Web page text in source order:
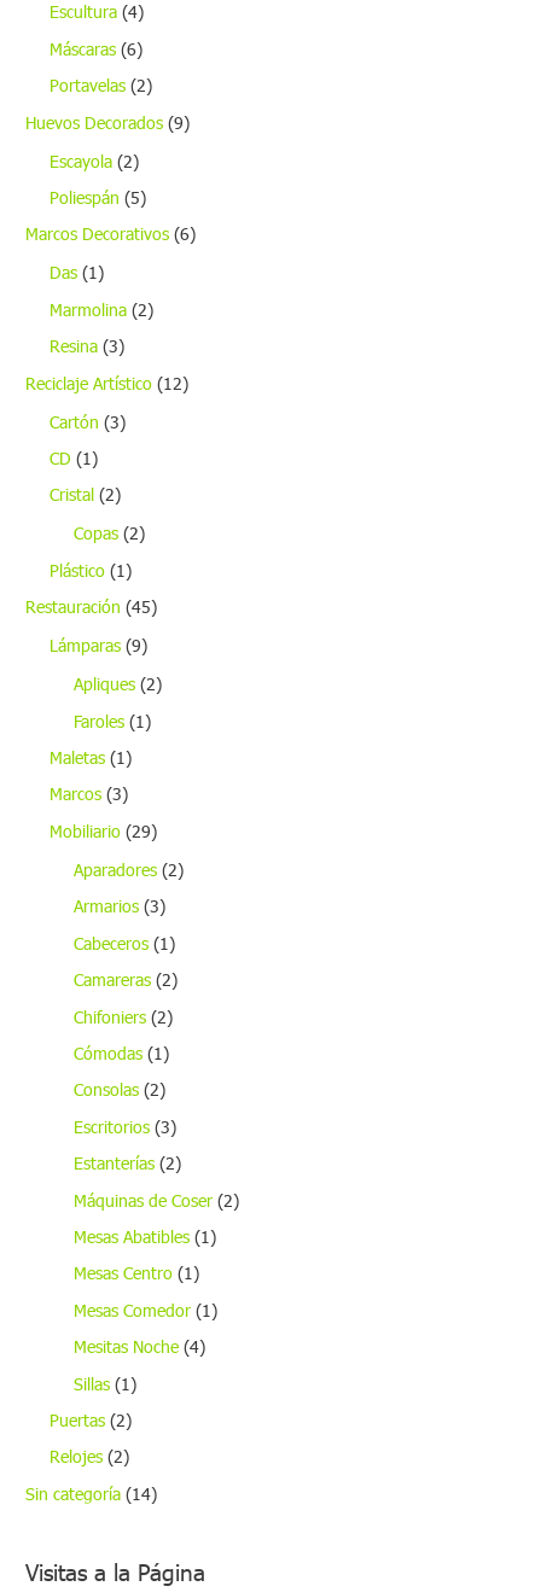
Escultura (4)
Máscaras (6)
Portavelas (2)
Huevos Decorados (9)
Escayola (2)
Poliespán (5)
Marcos Decorativos (6)
Das (1)
Marmolina (2)
Resina (3)
Reciclaje Artístico (12)
Cartón (3)
CD (1)
Cristal (2)
Copas (2)
Plástico (1)
Restauración (45)
Lámparas (9)
Apliques (2)
Faroles (1)
Maletas (1)
Marcos (3)
Mobiliario (29)
Aparadores (2)
Armarios (3)
Cabeceros (1)
Camareras (2)
Chifoniers (2)
Cómodas (1)
Consolas (2)
Escritorios (3)
Estanterías (2)
Máquinas de Coser (2)
Mesas Abatibles (1)
Mesas Centro (1)
Mesas Comedor (1)
Mesitas Noche (4)
Sillas (1)
Puertas (2)
Relojes (2)
Sin categoría (14)
Visitas a la Página